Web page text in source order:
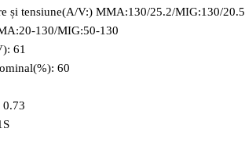
și tensiune(A/V:) MMA:130/25.2/MIG:130/20.5
130/MIG:50-130
61
60
0.73